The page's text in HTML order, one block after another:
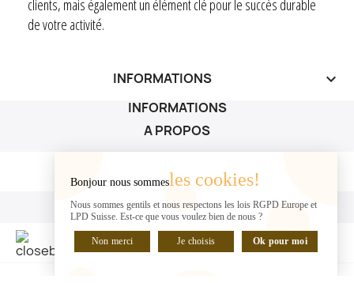
clients, mais également un élément clé pour le succès durable
de votre activité.
INFORMATIONS keyboard_arrow_down
INFORMATIONS
A PROPOS
A PROPOS
VOTRE COMPTE
VOTRE COMPTE
Bonjour nous sommesles cookies!
Nous sommes gentils et nous respectons les lois RGPD Europe et
LPD Suisse. Est-ce que vous voulez bien de nous ?
Non merci Je choisis Ok pour moi
DISCUTER EN LIGNE